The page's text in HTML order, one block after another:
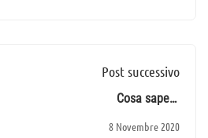
Post successivo
Cosa sapere
8 Novembre 2020